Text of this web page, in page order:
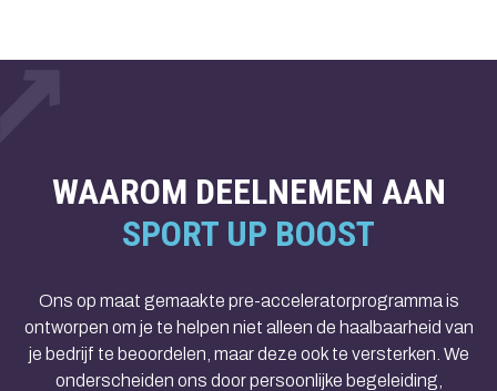
WAAROM DEELNEMEN AAN
SPORT UP BOOST
Ons op maat gemaakte pre-acceleratorprogramma is
ontworpen om je te helpen niet alleen de haalbaarheid van
je bedrijf te beoordelen, maar deze ook te versterken. We
onderscheiden ons door persoonlijke begeleiding,